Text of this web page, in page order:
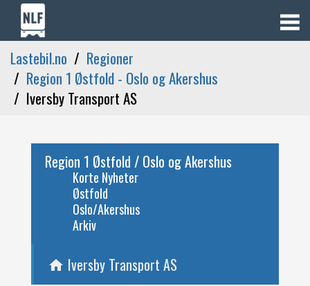
Lastebil.no
Regioner
Region 1 Østfold - Oslo og Akershus
Iversby Transport AS
Region 1 Østfold / Oslo og Akershus
Korte Nyheter
Østfold
Oslo/Akershus
Arkiv
home Iversby Transport AS